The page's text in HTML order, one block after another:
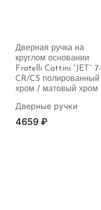
Дверная ручка на
круглом основании
Fratelli Cattini “JET” 7-
CR/CS полированный
хром / матовый хром
Дверные ручки
4659 ₽